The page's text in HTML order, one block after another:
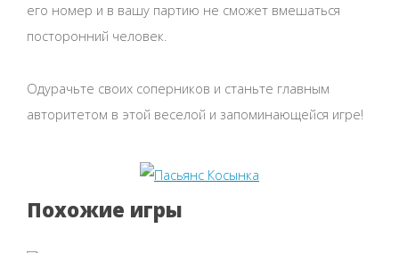
его номер и в вашу партию не сможет вмешаться
посторонний человек.
Одурачьте своих соперников и станьте главным
авторитетом в этой веселой и запоминающейся игре!
Похожие игры